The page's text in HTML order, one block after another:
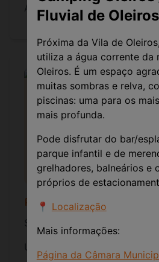
A piscina municipal
Parque de Campismo de
Situado a cerca de 10 Km
Um local de beleza
Fluvial de Oleiros
Próxima da Vila de
utiliza a água corrente da
Oleiros. É um espaço
muitas sombras e relva,
piscinas: uma para os
mais profunda.
Pode disfrutar do bar/
parque infantil e de
grelhadores, balneários e
próprios de
📍 Localização
Mais informações:
Página da Câmara